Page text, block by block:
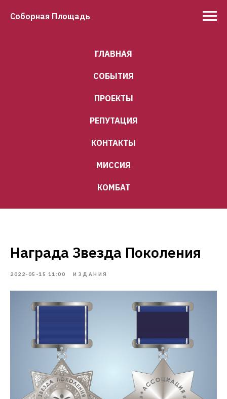
Соборная Площадь
ГЛАВНАЯ
СОБЫТИЯ
ПРОЕКТЫ
РЕПУТАЦИЯ
КОНТАКТЫ
МИССИЯ
КОМБАТ
Награда Звезда Поколения
2022-05-15 11:00 ИЗДАНИЯ